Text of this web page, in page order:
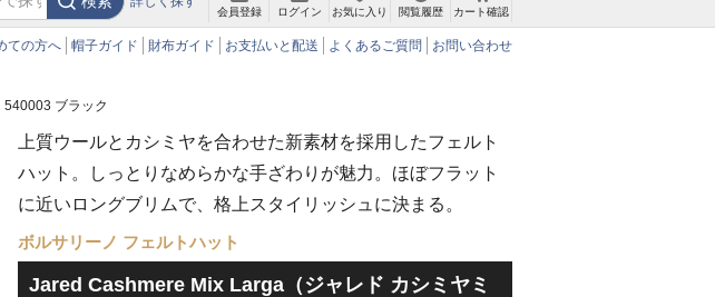
会員登録 ログイン お気に入り 閲覧履歴 カート確認
ての方へ 帽子ガイド 財布ガイド お支払いと配送 よくあるご質問 お問い合わせ
ブラック
上質ウールとカシミヤを合わせた新素材を採用したフェルト
ハット。しっとりなめらかな手ざわりが魅力。ほぼフラット
に近いロングブリムで、格上スタイリッシュに決まる。
ボルサリーノ フェルトハット
Jared Cashmere Mix Larga（ジャレド カシミヤミ